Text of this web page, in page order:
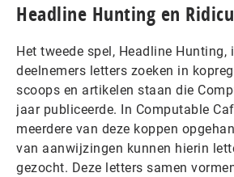
Headline Hunting en
Het tweede spel, Headline Hunting,
deelnemers letters zoeken in
scoops en artikelen staan die
jaar publiceerde. In Computable
meerdere van deze koppen
van aanwijzingen kunnen hierin
gezocht. Deze letters samen